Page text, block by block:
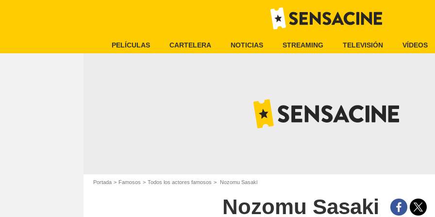
PELÍCULAS CARTELERA NOTICIAS STREAMING TELEVISIÓN VÍDEOS
Portada Famosos Todos los actores famosos Nozomu Sasaki
Nozomu Sasaki